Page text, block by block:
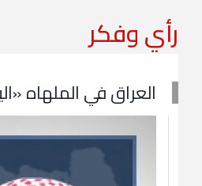
رأي وفكر
العراق في الملهاه